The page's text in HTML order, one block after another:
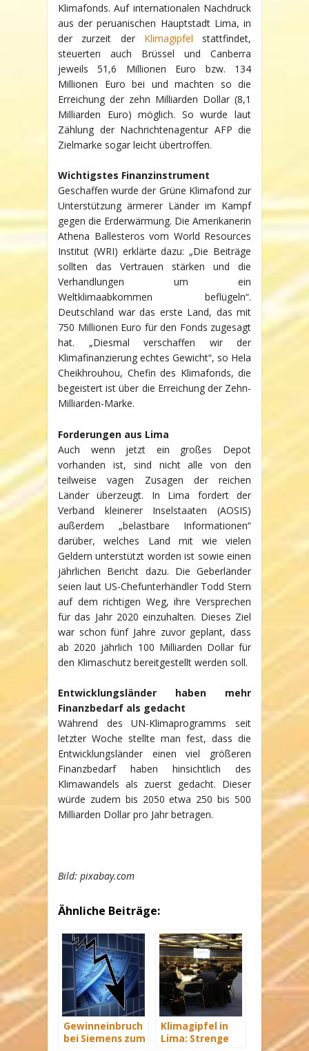
Klimafonds. Auf internationalen Nachdruck
aus der peruanischen Hauptstadt Lima, in
der zurzeit der Klimagipfel stattfindet,
steuerten auch Brüssel und Canberra
jeweils 51,6 Millionen Euro bzw. 134
Millionen Euro bei und machten so die
Erreichung der zehn Milliarden Dollar (8,1
Milliarden Euro) möglich. So wurde laut
Zählung der Nachrichtenagentur AFP die
Zielmarke sogar leicht übertroffen.
Wichtigstes Finanzinstrument
Geschaffen wurde der Grüne Klimafond zur
Unterstützung ärmerer Länder im Kampf
gegen die Erderwärmung. Die Amerikanerin
Athena Ballesteros vom World Resources
Institut (WRI) erklärte dazu: „Die Beiträge
sollten das Vertrauen stärken und die
Verhandlungen um ein
Weltklimaabkommen beflügeln“.
Deutschland war das erste Land, das mit
750 Millionen Euro für den Fonds zugesagt
hat. „Diesmal verschaffen wir der
Klimafinanzierung echtes Gewicht“, so Hela
Cheikhrouhou, Chefin des Klimafonds, die
begeistert ist über die Erreichung der Zehn-
Milliarden-Marke.
Forderungen aus Lima
Auch wenn jetzt ein großes Depot
vorhanden ist, sind nicht alle von den
teilweise vagen Zusagen der reichen
Länder überzeugt. In Lima fordert der
Verband kleinerer Inselstaaten (AOSIS)
außerdem „belastbare Informationen“
darüber, welches Land mit wie vielen
Geldern unterstützt worden ist sowie einen
jährlichen Bericht dazu. Die Geberländer
seien laut US-Chefunterhändler Todd Stern
auf dem richtigen Weg, ihre Versprechen
für das Jahr 2020 einzuhalten. Dieses Ziel
war schon fünf Jahre zuvor geplant, dass
ab 2020 jährlich 100 Milliarden Dollar für
den Klimaschutz bereitgestellt werden soll.
Entwicklungsländer haben mehr
Finanzbedarf als gedacht
Während des UN-Klimaprogramms seit
letzter Woche stellte man fest, dass die
Entwicklungsländer einen viel größeren
Finanzbedarf haben hinsichtlich des
Klimawandels als zuerst gedacht. Dieser
würde zudem bis 2050 etwa 250 bis 500
Milliarden Dollar pro Jahr betragen.
Bild: pixabay.com
Ähnliche Beiträge:
Gewinneinbruch
bei Siemens zum
Klimagipfel in
Lima: Strenge